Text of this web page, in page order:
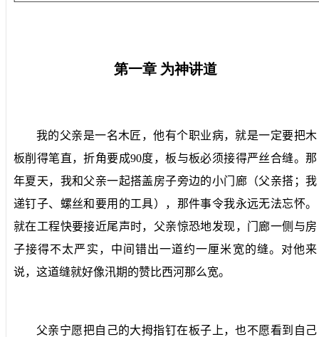
第一章 为神讲道
我的父亲是一名木匠，他有个职业病，就是一定要把木
板削得笔直，折角要成90度，板与板必须接得严丝合缝。那
年夏天，我和父亲一起搭盖房子旁边的小门廊（父亲搭；我
递钉子、螺丝和要用的工具），那件事令我永远无法忘怀。
就在工程快要接近尾声时，父亲惊恐地发现，门廊一侧与房
子接得不太严实，中间错出一道约一厘米宽的缝。对他来
说，这道缝就好像汛期的赞比西河那么宽。
父亲宁愿把自己的大拇指钉在板子上，也不愿看到自己